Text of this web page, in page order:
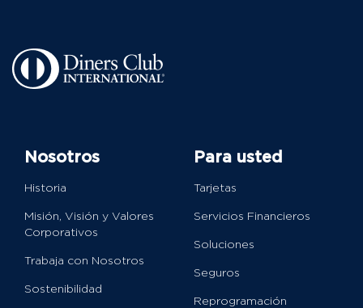
Nosotros
Historia
Misión, Visión y Valores
Corporativos
Trabaja con Nosotros
Sostenibilidad
Para usted
Tarjetas
Servicios Financieros
Soluciones
Seguros
Reprogramación